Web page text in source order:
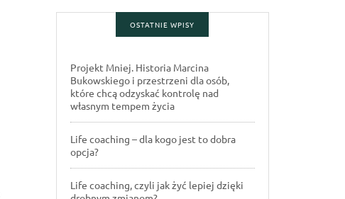
OSTATNIE WPISY
Projekt Mniej. Historia Marcina
Bukowskiego i przestrzeni dla osób,
które chcą odzyskać kontrolę nad
własnym tempem życia
Life coaching – dla kogo jest to dobra
opcja?
Life coaching, czyli jak żyć lepiej dzięki